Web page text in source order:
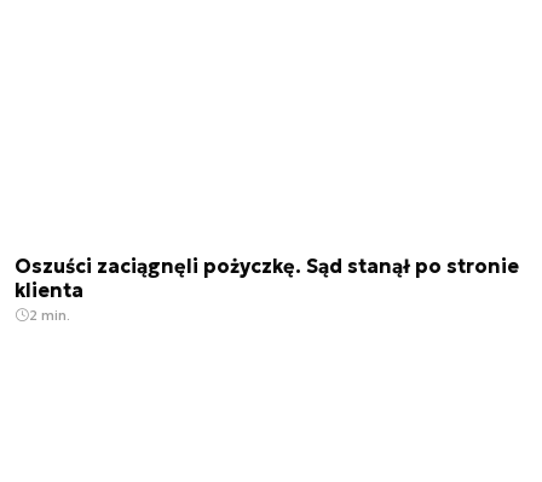
Oszuści zaciągnęli pożyczkę. Sąd stanął po stronie
klienta
2 min.